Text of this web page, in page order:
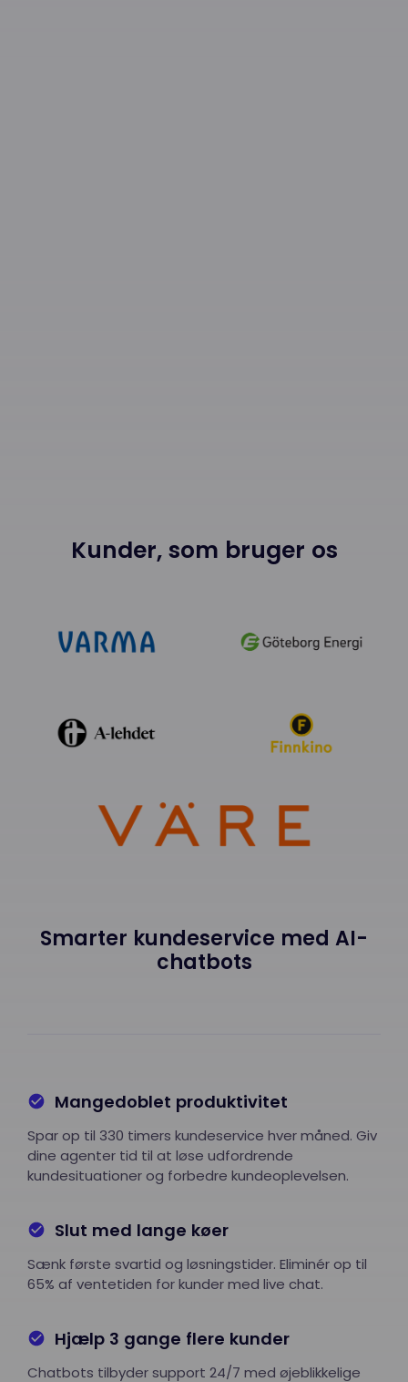
Kunder, som bruger os
Smarter kundeservice med AI-
chatbots
Mangedoblet produktivitet
Spar op til 330 timers kundeservice hver måned. Giv
dine agenter tid til at løse udfordrende
kundesituationer og forbedre kundeoplevelsen.
Slut med lange køer
Sænk første svartid og løsningstider. Eliminér op til
65% af ventetiden for kunder med live chat.
Hjælp 3 gange flere kunder
Chatbots tilbyder support 24/7 med øjeblikkelige